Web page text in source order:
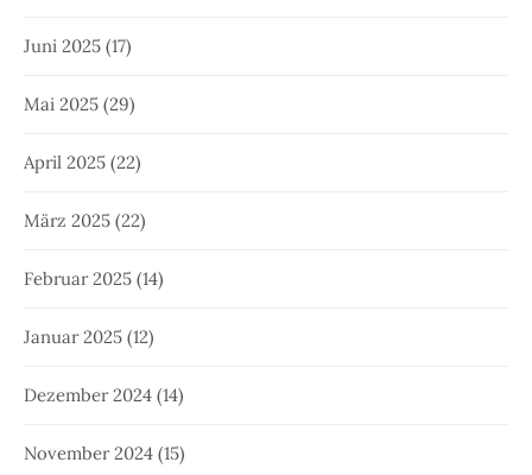
Juni 2025 (17)
Mai 2025 (29)
April 2025 (22)
März 2025 (22)
Februar 2025 (14)
Januar 2025 (12)
Dezember 2024 (14)
November 2024 (15)